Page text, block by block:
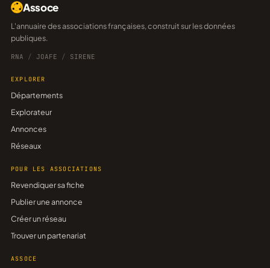
Assoce
L'annuaire des associations françaises, construit sur les données
publiques.
RNA / JOAFE / SIRENE
EXPLORER
Départements
Explorateur
Annonces
Réseaux
POUR LES ASSOCIATIONS
Revendiquer sa fiche
Publier une annonce
Créer un réseau
Trouver un partenariat
ASSOCE